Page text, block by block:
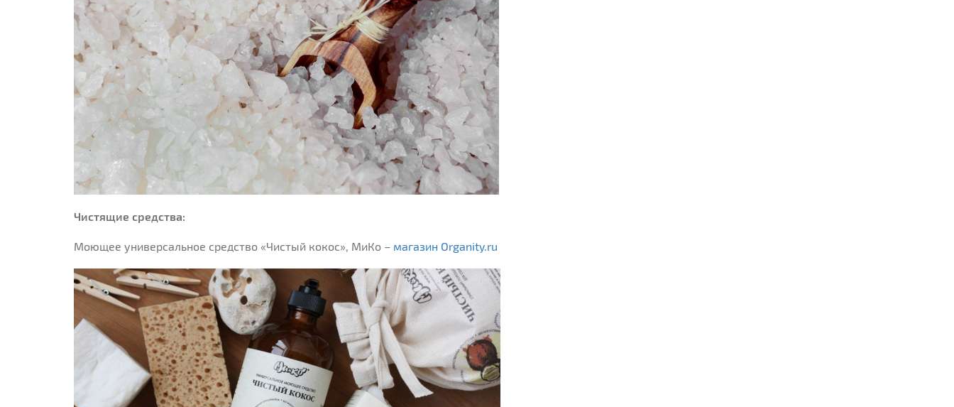
Чистящие средства:
Моющее универсальное средство «Чистый кокос», МиКо – магазин Organity.ru